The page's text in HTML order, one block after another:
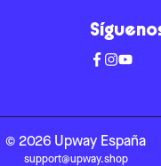
© 2026 Upway España
support@upway.shop